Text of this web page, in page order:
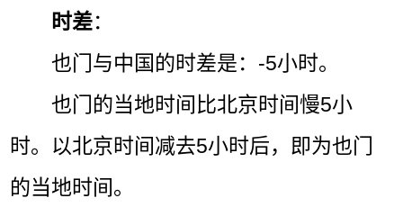
时差：
也门与中国的时差是：-5小时。
也门的当地时间比北京时间慢5小
时。以北京时间减去5小时后，即为也门
的当地时间。